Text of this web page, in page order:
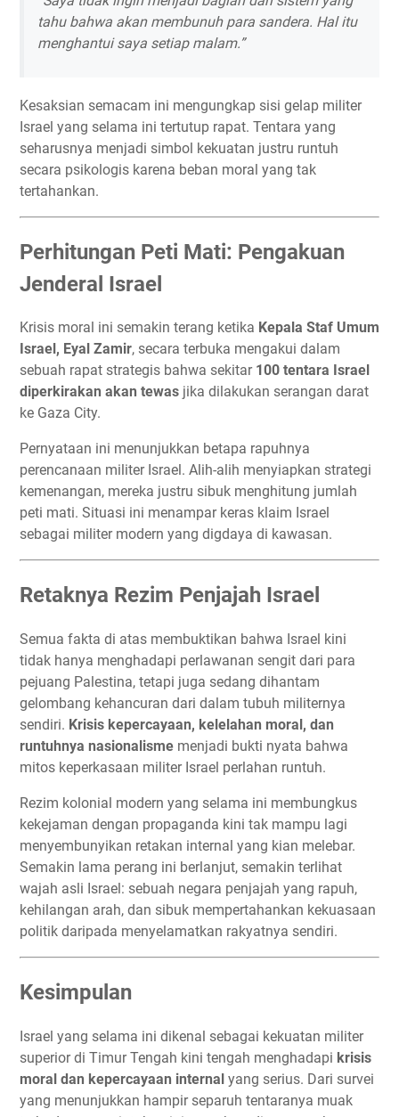
tahu bahwa akan membunuh para sandera. Hal itu
menghantui saya setiap malam.”
Kesaksian semacam ini mengungkap sisi gelap militer
Israel yang selama ini tertutup rapat. Tentara yang
seharusnya menjadi simbol kekuatan justru runtuh
secara psikologis karena beban moral yang tak
tertahankan.
Perhitungan Peti Mati: Pengakuan
Jenderal Israel
Krisis moral ini semakin terang ketika Kepala Staf Umum
Israel, Eyal Zamir, secara terbuka mengakui dalam
sebuah rapat strategis bahwa sekitar 100 tentara Israel
diperkirakan akan tewas jika dilakukan serangan darat
ke Gaza City.
Pernyataan ini menunjukkan betapa rapuhnya
perencanaan militer Israel. Alih-alih menyiapkan strategi
kemenangan, mereka justru sibuk menghitung jumlah
peti mati. Situasi ini menampar keras klaim Israel
sebagai militer modern yang digdaya di kawasan.
Retaknya Rezim Penjajah Israel
Semua fakta di atas membuktikan bahwa Israel kini
tidak hanya menghadapi perlawanan sengit dari para
pejuang Palestina, tetapi juga sedang dihantam
gelombang kehancuran dari dalam tubuh militernya
sendiri. Krisis kepercayaan, kelelahan moral, dan
runtuhnya nasionalisme menjadi bukti nyata bahwa
mitos keperkasaan militer Israel perlahan runtuh.
Rezim kolonial modern yang selama ini membungkus
kekejaman dengan propaganda kini tak mampu lagi
menyembunyikan retakan internal yang kian melebar.
Semakin lama perang ini berlanjut, semakin terlihat
wajah asli Israel: sebuah negara penjajah yang rapuh,
kehilangan arah, dan sibuk mempertahankan kekuasaan
politik daripada menyelamatkan rakyatnya sendiri.
Kesimpulan
Israel yang selama ini dikenal sebagai kekuatan militer
superior di Timur Tengah kini tengah menghadapi krisis
moral dan kepercayaan internal yang serius. Dari survei
yang menunjukkan hampir separuh tentaranya muak